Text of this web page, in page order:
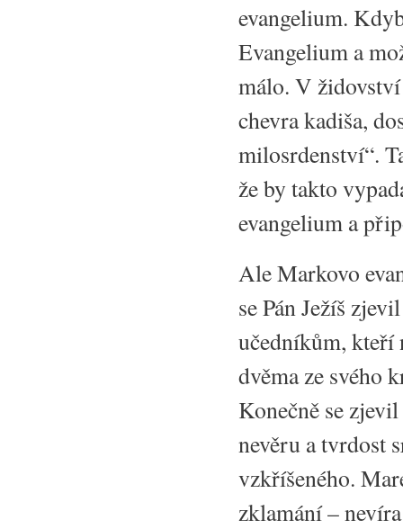
evangelium.
Evangelium a
málo. V židovství
chevra kadiša,
milosrdenství“.
že by takto
evangelium a
Ale Markovo
se Pán Ježíš
učedníkům,
dvěma ze svého
Konečně se
nevěru a tvrdost
vzkříšeného.
zklamání –